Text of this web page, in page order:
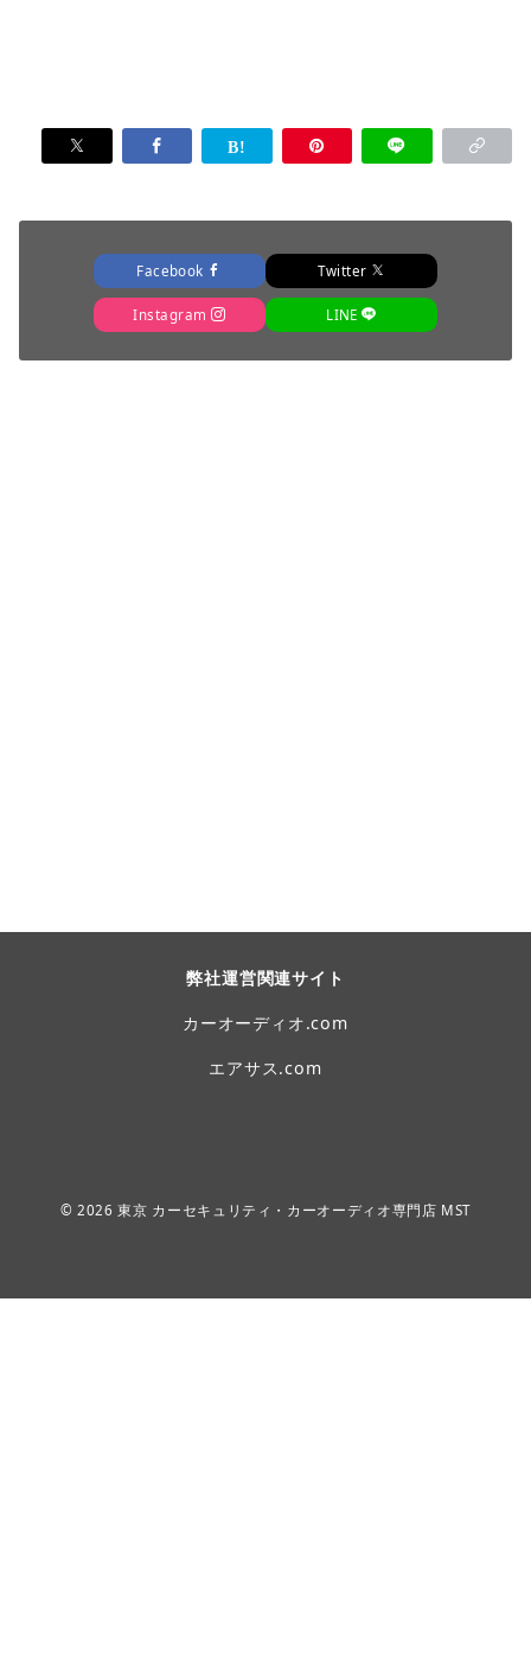
Facebook Twitter
Instagram LINE
弊社運営関連サイト
カーオーディオ.com
エアサス.com
© 2026東京 カーセキュリティ・カーオーディオ専門店 MST